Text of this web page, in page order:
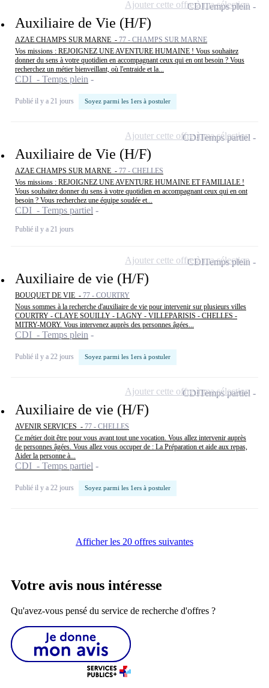
Auxiliaire de Vie (H/F)
AZAE CHAMPS SUR MARNE - 77 - CHAMPS SUR MARNE
Vos missions : REJOIGNEZ UNE AVENTURE HUMAINE ! Vous souhaitez
donner du sens à votre quotidien en accompagnant ceux qui en ont besoin ? Vous
recherchez un métier bienveillant, où l'entraide et la...
CDI - Temps plein
Publié il y a 21 jours Soyez parmi les 1ers à postuler
CDITemps plein
Ajouter cette offre à ma sélection
Auxiliaire de Vie (H/F)
AZAE CHAMPS SUR MARNE - 77 - CHELLES
Vos missions : REJOIGNEZ UNE AVENTURE HUMAINE ET FAMILIALE !
Vous souhaitez donner du sens à votre quotidien en accompagnant ceux qui en ont
besoin ? Vous recherchez une équipe soudée et...
CDI - Temps partiel
Publié il y a 21 jours
CDITemps partiel
Ajouter cette offre à ma sélection
Auxiliaire de vie (H/F)
BOUQUET DE VIE - 77 - COURTRY
Nous sommes à la recherche d'auxiliaire de vie pour intervenir sur plusieurs villes
COURTRY - CLAYE SOUILLY - LAGNY - VILLEPARISIS - CHELLES -
MITRY-MORY. Vous intervenez auprès des personnes âgées...
CDI - Temps plein
Publié il y a 22 jours Soyez parmi les 1ers à postuler
CDITemps plein
Ajouter cette offre à ma sélection
Auxiliaire de vie (H/F)
AVENIR SERVICES - 77 - CHELLES
Ce métier doit être pour vous avant tout une vocation. Vous allez intervenir auprès
de personnes âgées. Vous allez vous occuper de : La Préparation et aide aux repas,
Aider la personne à...
CDI - Temps partiel
Publié il y a 22 jours Soyez parmi les 1ers à postuler
CDITemps partiel
Ajouter cette offre à ma sélection
Afficher les 20 offres suivantes
Votre avis nous intéresse
Qu'avez-vous pensé du service de recherche d'offres ?